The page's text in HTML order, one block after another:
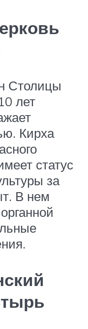
Столицы
лет
Кирха
статус
за
В нем